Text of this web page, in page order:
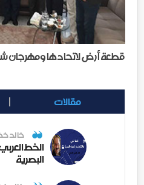
قطعة أرض لاتحادها ومهرجان
مقالات
خالد
الخط
البصرية